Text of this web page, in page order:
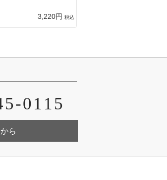
3,220円 税込
0115
ら